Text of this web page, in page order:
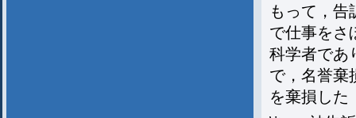
もって，告
で仕事をさ
科学者であ
で，名誉棄
を棄損した